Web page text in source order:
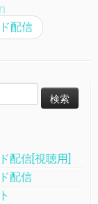
配信
配信[視聴用]
配信